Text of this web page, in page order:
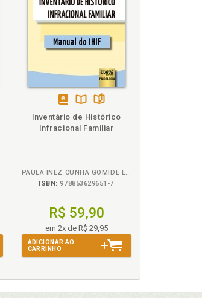
disponível
em
Disponível
na
páginas
Inventário de Histórico
Infracional Familiar
PAULA INEZ CUNHA GOMIDE E MARINA FERNANDA DALLAQUA
ISBN: 978853629651-7
R$ 59,90
em 2x de R$ 29,95
ADICIONAR AO
CARRINHO